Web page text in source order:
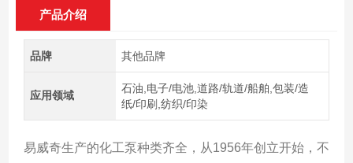
产品介绍
品牌 其他品牌
应用领域
石油,电子/电池,道路/轨道/船舶,包装/造
纸/印刷,纺织/印染
易威奇生产的化工泵种类齐全，从1956年创立开始，不